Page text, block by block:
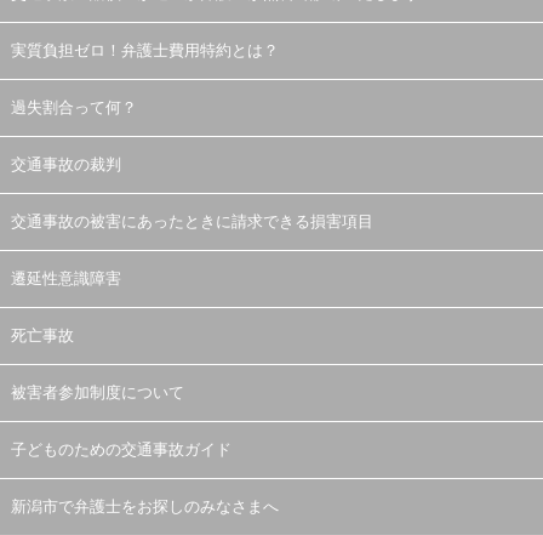
実質負担ゼロ！弁護士費用特約とは？
過失割合って何？
交通事故の裁判
交通事故の被害にあったときに請求できる損害項目
遷延性意識障害
死亡事故
被害者参加制度について
子どものための交通事故ガイド
新潟市で弁護士をお探しのみなさまへ